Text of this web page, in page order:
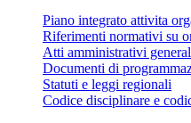
Piano integrato attivita
Riferimenti normativi su
Atti amministrativi
Documenti di
Statuti e leggi regionali
Codice disciplinare e